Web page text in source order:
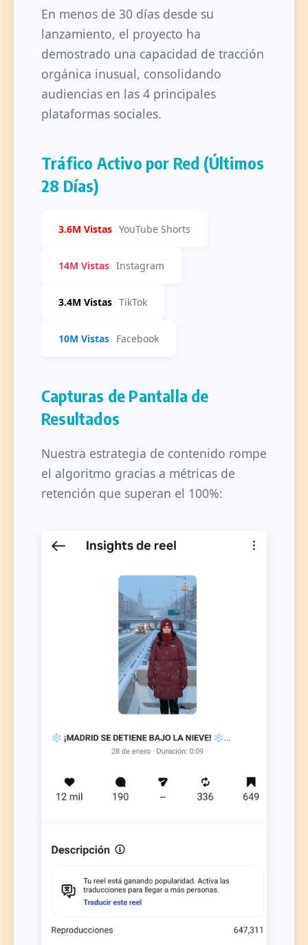
En menos de 30 días desde su
lanzamiento, el proyecto ha
demostrado una capacidad de tracción
orgánica inusual, consolidando
audiencias en las 4 principales
plataformas sociales.
Tráfico Activo por Red (Últimos
28 Días)
3.6M Vistas YouTube Shorts
14M Vistas Instagram
3.4M Vistas TikTok
10M Vistas Facebook
Capturas de Pantalla de
Resultados
Nuestra estrategia de contenido rompe
el algoritmo gracias a métricas de
retención que superan el 100%: